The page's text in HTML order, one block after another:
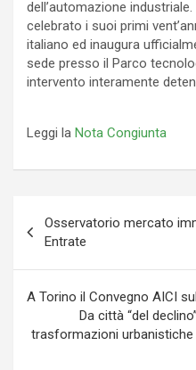
dell’automazione
celebrato i suoi primi
italiano ed inaugura
sede presso il Parco
intervento interamente
Leggi la Nota Congiunta
articoli
Osservatorio mercato
Entrate
A Torino il Convegno AICI
Da città “del
trasformazioni